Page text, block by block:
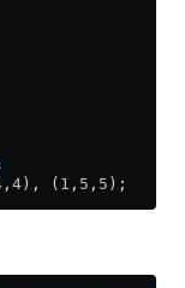
, 4 ), ( 1 , 5 , 5 );